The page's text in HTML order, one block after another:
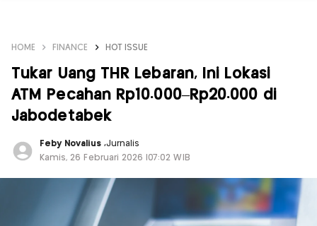
HOME FINANCE HOT ISSUE
Tukar Uang THR Lebaran, Ini Lokasi
ATM Pecahan Rp10.000–Rp20.000 di
Jabodetabek
Feby Novalius ,Jurnalis
Kamis, 26 Februari 2026 |07:02 WIB